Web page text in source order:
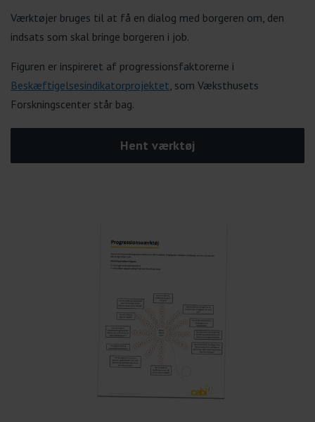
Værktøjer bruges til at få en dialog med borgeren om, den
indsats som skal bringe borgeren i job.
Figuren er inspireret af progressionsfaktorerne i
Beskæftigelsesindikatorprojektet , som Væksthusets
Forskningscenter står bag.
Hent værktøj